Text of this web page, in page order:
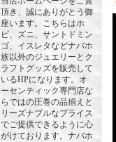
頂き、誠にありがとう御
座います。こちらはホ
ピ、ズニ、サントドミン
ゴ、イスレタなどナバホ
族以外のジュエリーとク
ラフトグッズを販売して
いるHPになります。オ
ーセンティック専門店な
らではの圧巻の品揃えと
リーズナブルなプライス
でご提供できるように心
がけております。ナバホ